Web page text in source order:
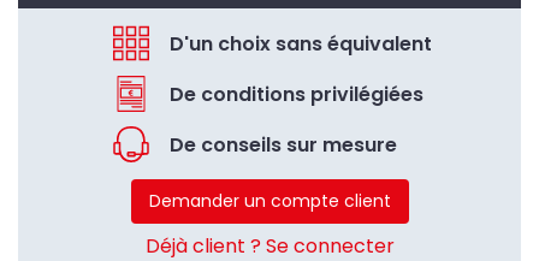
D'un choix sans équivalent
De conditions privilégiées
De conseils sur mesure
Demander un compte client
Déjà client ? Se connecter